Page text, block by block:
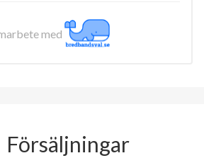
med
Försäljningar